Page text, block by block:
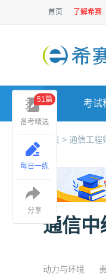
首页 了解希赛
考试
首页 > 通信工程
通信中
动力与环境
备考精选
51篇
每日一练
分享